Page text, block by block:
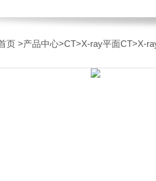
页 >产品中心>CT>X-ray平面CT>X-